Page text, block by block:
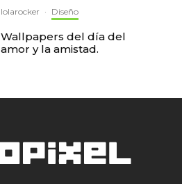
lolarocker · Diseño
Wallpapers del día del
amor y la amistad.